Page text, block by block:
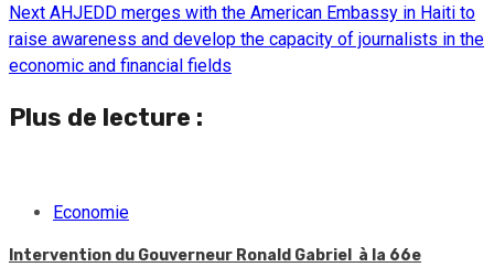
Next AHJEDD merges with the American Embassy in Haiti to
raise awareness and develop the capacity of journalists in the
economic and financial fields
Plus de lecture :
Economie
Intervention du Gouverneur Ronald Gabriel à la 66e